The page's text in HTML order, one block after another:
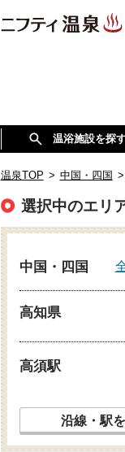
温浴施設を探
温泉TOP > 中国・四国 >
選択中のエリ
中国・四国
高知県
高須駅
沿線・駅